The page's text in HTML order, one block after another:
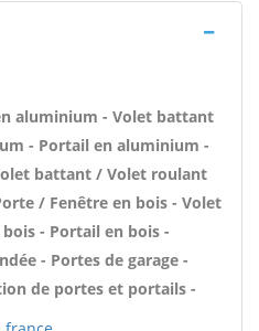
aluminium - Volet battant
- Portail en aluminium -
battant / Volet roulant
/ Fenêtre en bois - Volet
- Portail en bois -
- Portes de garage -
de portes et portails -